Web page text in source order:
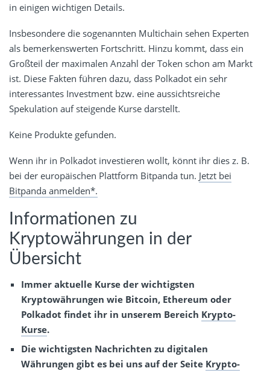
in einigen wichtigen Details.
Insbesondere die sogenannten Multichain sehen Experten
als bemerkenswerten Fortschritt. Hinzu kommt, dass ein
Großteil der maximalen Anzahl der Token schon am Markt
ist. Diese Fakten führen dazu, dass Polkadot ein sehr
interessantes Investment bzw. eine aussichtsreiche
Spekulation auf steigende Kurse darstellt.
Keine Produkte gefunden.
Wenn ihr in Polkadot investieren wollt, könnt ihr dies z. B.
bei der europäischen Plattform Bitpanda tun. Jetzt bei
Bitpanda anmelden*.
Informationen zu
Kryptowährungen in der
Übersicht
Immer aktuelle Kurse der wichtigsten
Kryptowährungen wie Bitcoin, Ethereum oder
Polkadot findet ihr in unserem Bereich Krypto-
Kurse.
Die wichtigsten Nachrichten zu digitalen
Währungen gibt es bei uns auf der Seite Krypto-